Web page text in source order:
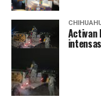
Activan
intensas